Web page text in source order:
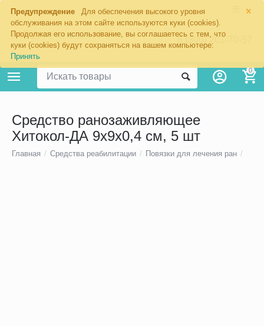
×
Предупреждение
Для обеспечения высокого уровня
обслуживания на этом сайте используются куки (cookies).
Продолжая его использование, вы соглашаетесь с тем, что
куки (cookies) будут сохраняться на вашем компьютере:
Принять
8 (800) 201-70-57
0
Средство ранозаживляющее
Хитокол-ДА 9х9х0,4 см, 5 шт
Главная / Средства реабилитации / Повязки для лечения ран /